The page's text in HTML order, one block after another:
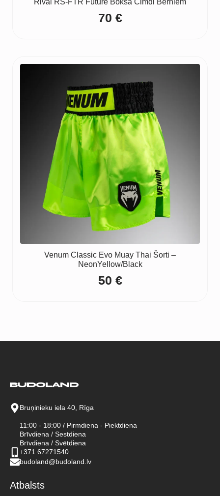
Rival RS-FTR Future Boksa Cimdi Bērniem
70 €
Venum Classic Evo Muay Thai Šorti –
NeonYellow/Black
50 €
Bruņinieku iela 40, Rīga
11:00 - 18:00 / Pirmdiena - Piektdiena
Brīvdiena / Sestdiena
Brīvdiena / Svētdiena
+371 67271540
budoland@budoland.lv
Atbalsts